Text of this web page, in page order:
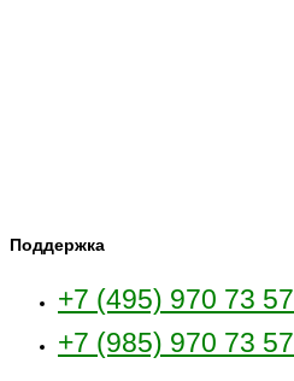
Поддержка
+7 (495) 970 73 57
+7 (985) 970 73 57